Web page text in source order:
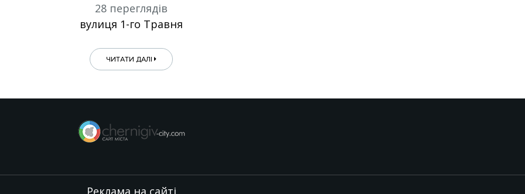
28 переглядів
вулиця 1-го Травня
ЧИТАТИ ДАЛІ
Реклама на сайті